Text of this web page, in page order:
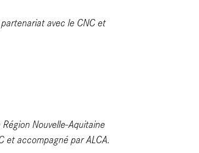
avec le CNC et
Nouvelle-Aquitaine
et accompagné par ALCA.